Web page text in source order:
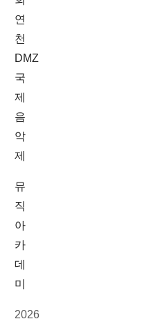
연
천
DMZ
국
제
음
악
제
뮤
직
아
카
데
미
2026